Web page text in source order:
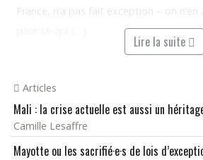
France, n’a pas fait exception – on
Lire la suite
Articles
Mali : la crise actuelle est aussi un
Camille Lesaffre
Mayotte ou les sacrifié·e·s de lois